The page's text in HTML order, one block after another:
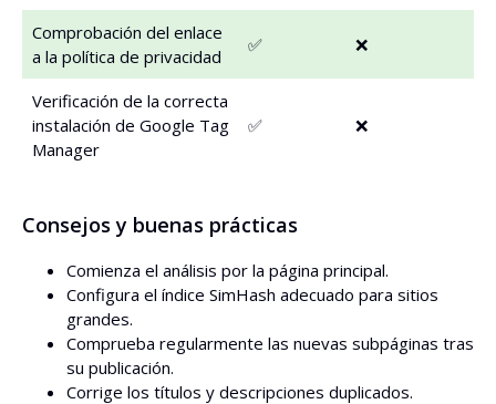
Comprobación del enlace
a la política de privacidad
✅ ❌
Verificación de la correcta
instalación de Google Tag
Manager
✅ ❌
Consejos y buenas prácticas
Comienza el análisis por la página principal.
Configura el índice SimHash adecuado para sitios
grandes.
Comprueba regularmente las nuevas subpáginas tras
su publicación.
Corrige los títulos y descripciones duplicados.